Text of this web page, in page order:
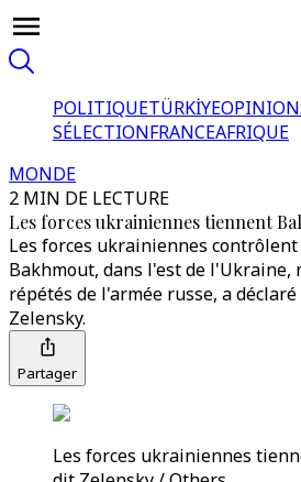
POLITIQUETÜRKİYE
SÉLECTIONFRANCEAFRIQUE
MONDE
2 MIN DE LECTURE
Les forces ukrainiennes tiennent
Les forces ukrainiennes
Bakhmout, dans l'est de l'Ukraine,
répétés de l'armée russe, a
Zelensky.
Partager
Les forces ukrainiennes